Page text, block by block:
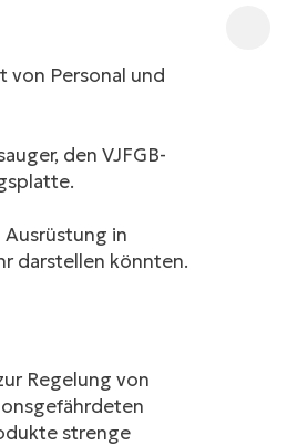
von Personal und
den VJFGB-
in
darstellen könnten.
Regelung von
strenge